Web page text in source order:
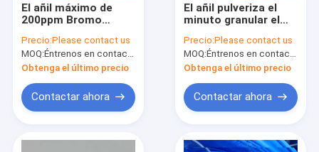
El añil máximo de
200ppm Bromo
31-2 C.I. Blue 5
azules añiles 4BR
Precio:Please contact us
MOQ:Éntrenos en contacto con por favor
Obtenga el último precio
Contactar ahora
El añil pulveriza el
minuto granular el
C.I. Blue 1 de los
tintes de cuba
Precio:Please contact us
MOQ:Éntrenos en contacto con por favor
Obtenga el último precio
Contactar ahora